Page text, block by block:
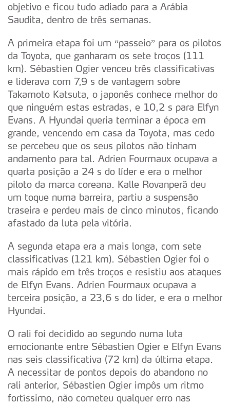
objetivo e ficou tudo adiado para a Arábia
Saudita, dentro de três semanas.
A primeira etapa foi um “passeio” para os pilotos
da Toyota, que ganharam os sete troços (111
km). Sébastien Ogier venceu três classificativas
e liderava com 7,9 s de vantagem sobre
Takamoto Katsuta, o japonês conhece melhor do
que ninguém estas estradas, e 10,2 s para Elfyn
Evans. A Hyundai queria terminar a época em
grande, vencendo em casa da Toyota, mas cedo
se percebeu que os seus pilotos não tinham
andamento para tal. Adrien Fourmaux ocupava a
quarta posição a 24 s do líder e era o melhor
piloto da marca coreana. Kalle Rovanperä deu
um toque numa barreira, partiu a suspensão
traseira e perdeu mais de cinco minutos, ficando
afastado da luta pela vitória.
A segunda etapa era a mais longa, com sete
classificativas (121 km). Sébastien Ogier foi o
mais rápido em três troços e resistiu aos ataques
de Elfyn Evans. Adrien Fourmaux ocupava a
terceira posição, a 23,6 s do líder, e era o melhor
Hyundai.
O rali foi decidido ao segundo numa luta
emocionante entre Sébastien Ogier e Elfyn Evans
nas seis classificativa (72 km) da última etapa.
A necessitar de pontos depois do abandono no
rali anterior, Sébastien Ogier impôs um ritmo
fortíssimo, não cometeu qualquer erro nas